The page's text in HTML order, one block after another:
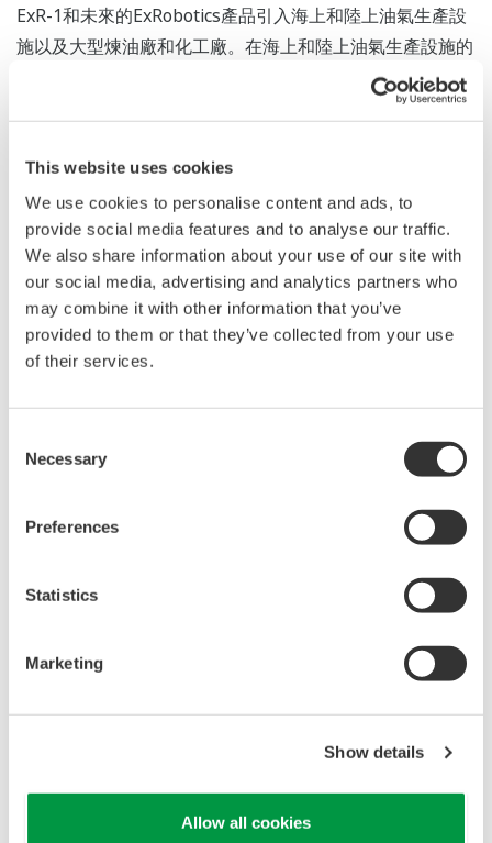
This website uses cookies
We use cookies to personalise content and ads, to
provide social media features and to analyse our traffic.
We also share information about your use of our site with
our social media, advertising and analytics partners who
may combine it with other information that you’ve
provided to them or that they’ve collected from your use
of their services.
Selection
Necessary
Preferences
Statistics
Marketing
Show details
Allow all cookies
ExR-1和未來的ExRobotics產品引入海上和陸上油氣生產設
施以及大型煉油廠和化工廠。在海上和陸上油氣生產設施的
ExRobotics的營運總監Ian Peerless表示：“透過與橫河公
司合作，我們能夠加速這項新技術的實施，為營運商創造一
個更安全的工作環境，同時減少我們客戶的營運成本。”
橫河公司生命週期服務事業部負責人田野口宏補充：“我們
發現各個領域在安全、環境和經濟問題的服務解決方案都有
龐大的需求。身為SPRINT機器人合作*2的成員之一，
ExRobotics的技術與橫河的機器人服務平台願景完美契合。
我們期待透過這個協議，未來在先進解決方案上一起探討更
*1 國際電子電機委員會爆炸環境使用設備標準認證。